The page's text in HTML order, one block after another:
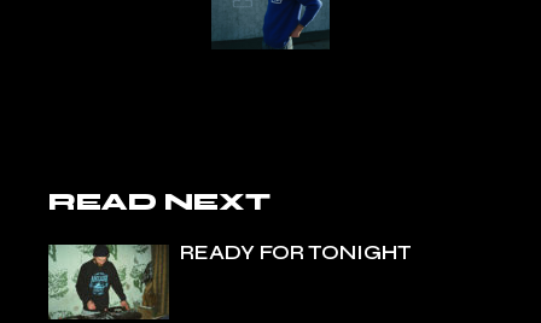
READ NEXT
READY FOR TONIGHT